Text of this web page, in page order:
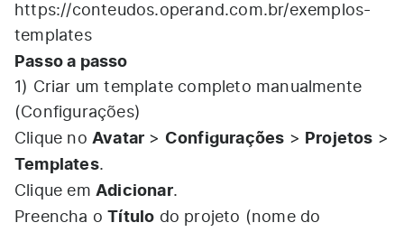
https://conteudos.operand.com.br/exemplos-
templates
Passo a passo
1) Criar um template completo manualmente
(Configurações)
Clique no Avatar > Configurações > Projetos >
Templates.​
Clique em Adicionar.​
Preencha oTítulo do projeto (nome do